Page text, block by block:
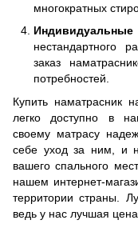
многократных
нестандартного
заказ
потребностей.
Купить наматрасник
легко доступно в
своему матрасу
себе уход за ним, и
вашего спального
нашем интернет-
территории страны.
ведь у нас лучшая